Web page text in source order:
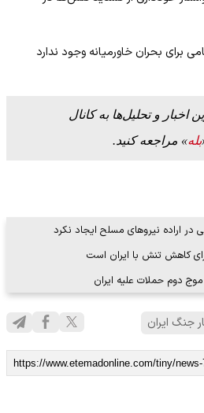
برای بحران خاورمیانه وجود ندارد
و تحلیل‌ها به کانال
بله» مراجعه کنید.
اراده نیروهای مسلح ایجاد نکرد
کاهش تنش با ایران است
موج دوم حملات علیه ایران
جنگ ایران